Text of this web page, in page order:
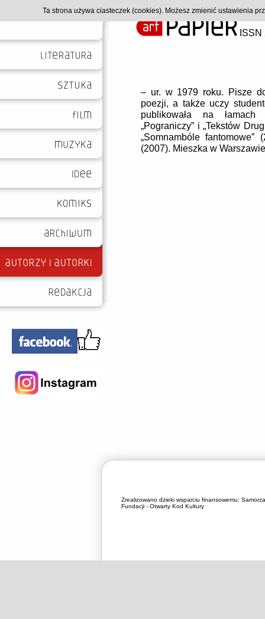
– ur. w 1979 roku. Pisze
poezji, a także uczy
publikowała na łamach
„Pograniczy” i „Tekstów
„Somnambóle fantomowe”
(2007). Mieszka w
Zrealizowano dzieki wsparciu finansowemu:
Fundacji - Otwarty Kod Kultury
Ta strona używa ciasteczek (cookies). Możesz zmienić ustawienia